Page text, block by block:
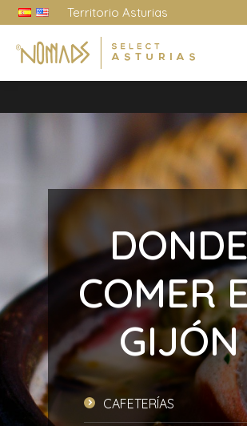
Territorio Asturias
COMER
GIJÓN
CAFETERÍAS